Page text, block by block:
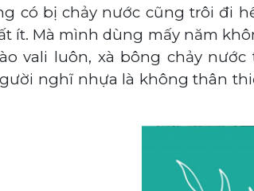
có bị chảy nước cũng trôi đi
ít. Mà mình dùng mấy năm
vali luôn, xà bông chảy
nghĩ nhựa là không thân